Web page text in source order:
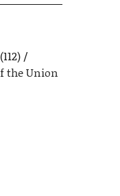
(112)
the Union